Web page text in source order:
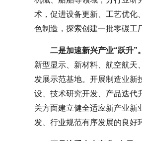
术，促进设备更新、工艺优化
色制造，探索创建一批零碳工
二是加速新兴产业“跃升”。
新型显示、新材料、航空航天
发展示范基地。开展制造业新
设、技术研究开发、产品迭代
关方面建立健全适应新产业新
发、行业规范有序发展的良好